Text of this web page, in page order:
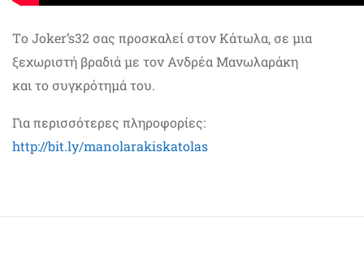
Tο Joker’s32 σας προσκαλεί στον Κάτωλα, σε μια
ξεχωριστή βραδιά με τον Ανδρέα Μανωλαράκη
και το συγκρότημά του.
Για περισσότερες πληροφορίες:
http://bit.ly/manolarakiskatolas